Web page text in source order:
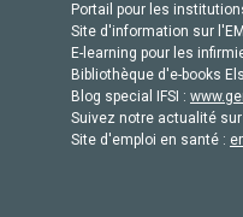
Portail pour les
Site d'information sur
E-learning pour les
Bibliothèque d'e-books
Blog special IFSI :
Suivez notre actualité
Site d'emploi en santé :